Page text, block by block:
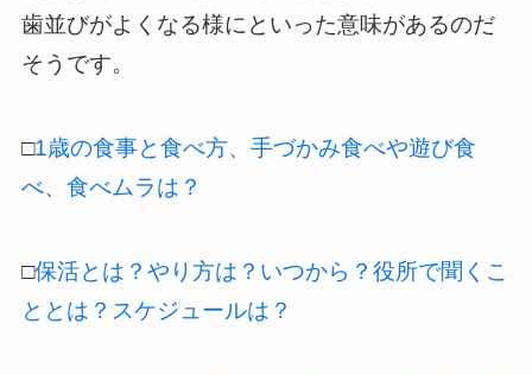
歯並びがよくなる様にといった意味があるのだ
そうです。
□1歳の食事と食べ方、手づかみ食べや遊び食
べ、食べムラは？
□保活とは？やり方は？いつから？役所で聞くこ
ととは？スケジュールは？